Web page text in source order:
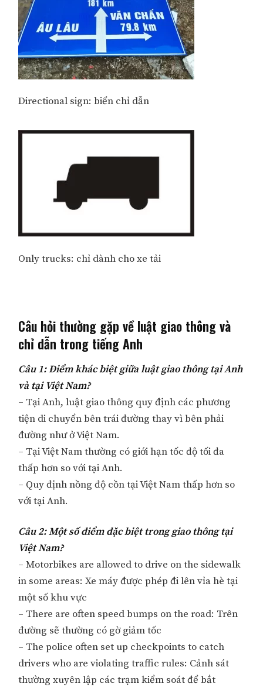
Directional sign: biển chỉ dẫn
Only trucks: chỉ dành cho xe tải
Câu hỏi thường gặp về luật giao thông và
chỉ dẫn trong tiếng Anh
Câu 1: Điểm khác biệt giữa luật giao thông tại Anh
và tại Việt Nam?
– Tại Anh, luật giao thông quy định các phương
tiện di chuyển bên trái đường thay vì bên phải
đường như ở Việt Nam.
– Tại Việt Nam thường có giới hạn tốc độ tối đa
thấp hơn so với tại Anh.
– Quy định nồng độ cồn tại Việt Nam thấp hơn so
với tại Anh.
Câu 2: Một số điểm đặc biệt trong giao thông tại
Việt Nam?
– Motorbikes are allowed to drive on the sidewalk
in some areas: Xe máy được phép đi lên vỉa hè tại
một số khu vực
– There are often speed bumps on the road: Trên
đường sẽ thường có gờ giảm tốc
– The police often set up checkpoints to catch
drivers who are violating traffic rules: Cảnh sát
thường xuyên lập các trạm kiểm soát để bắt